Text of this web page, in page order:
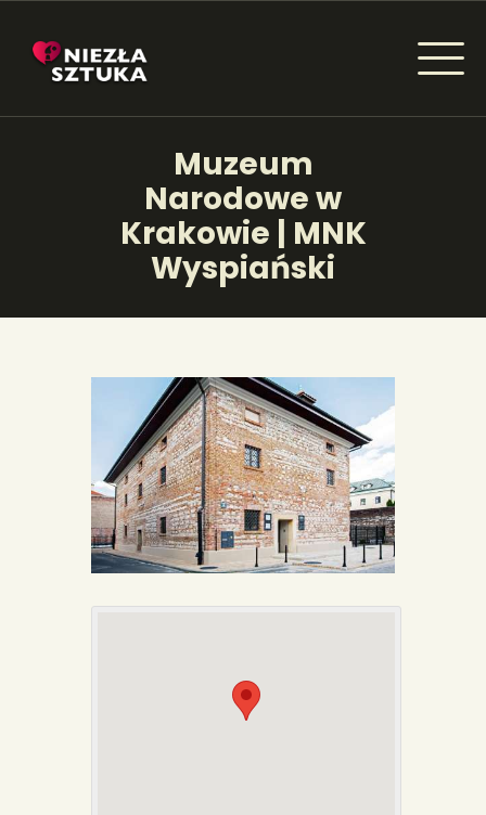
Muzeum
Narodowe w
Krakowie | MNK
Wyspiański
NIEZŁA SZTUKA - NEWSY
Sztuka dla każdego od amatora do konesera.
AKTUALNOŚCI
WYDARZENIA
INSPIRACJE
KSIĄŻKI
PORTFOLIA
REDAKCJA